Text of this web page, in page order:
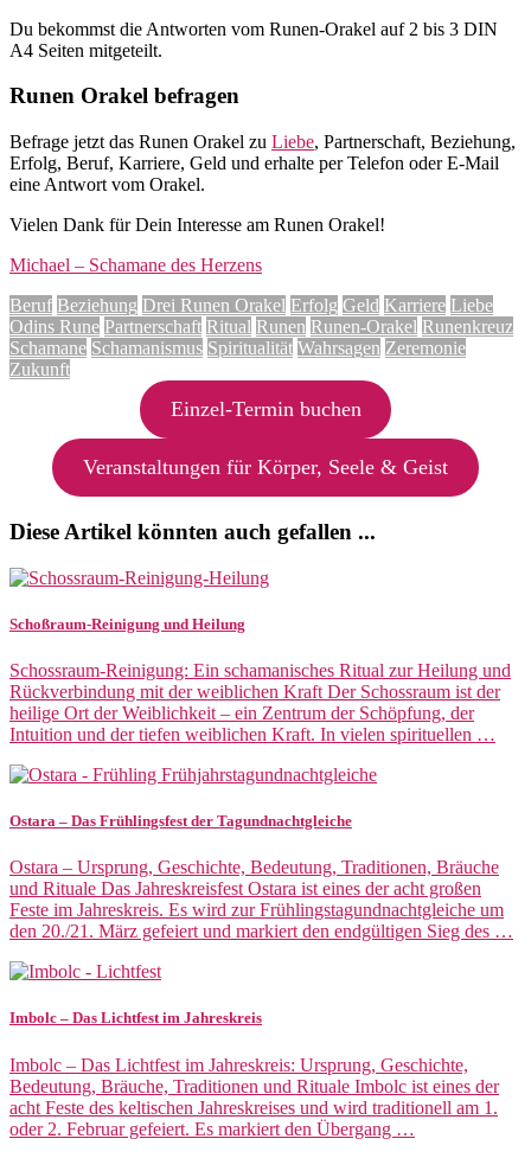
Du bekommst die Antworten vom Runen-Orakel auf 2 bis 3 DIN
A4 Seiten mitgeteilt.
Runen Orakel befragen
Befrage jetzt das Runen Orakel zu Liebe, Partnerschaft, Beziehung,
Erfolg, Beruf, Karriere, Geld und erhalte per Telefon oder E-Mail
eine Antwort vom Orakel.
Vielen Dank für Dein Interesse am Runen Orakel!
Michael – Schamane des Herzens
Beruf Beziehung Drei Runen Orakel Erfolg Geld Karriere Liebe
Odins Rune Partnerschaft Ritual Runen Runen-Orakel Runenkreuz
Schamane Schamanismus Spiritualität Wahrsagen Zeremonie
Zukunft
Einzel-Termin buchen
Veranstaltungen für Körper, Seele & Geist
Diese Artikel könnten auch gefallen ...
Schoßraum-Reinigung und Heilung
Schossraum-Reinigung: Ein schamanisches Ritual zur Heilung und
Rückverbindung mit der weiblichen Kraft Der Schossraum ist der
heilige Ort der Weiblichkeit – ein Zentrum der Schöpfung, der
Intuition und der tiefen weiblichen Kraft. In vielen spirituellen …
Ostara – Das Frühlingsfest der Tagundnachtgleiche
Ostara – Ursprung, Geschichte, Bedeutung, Traditionen, Bräuche
und Rituale Das Jahreskreisfest Ostara ist eines der acht großen
Feste im Jahreskreis. Es wird zur Frühlingstagundnachtgleiche um
den 20./21. März gefeiert und markiert den endgültigen Sieg des …
Imbolc – Das Lichtfest im Jahreskreis
Imbolc – Das Lichtfest im Jahreskreis: Ursprung, Geschichte,
Bedeutung, Bräuche, Traditionen und Rituale Imbolc ist eines der
acht Feste des keltischen Jahreskreises und wird traditionell am 1.
oder 2. Februar gefeiert. Es markiert den Übergang …